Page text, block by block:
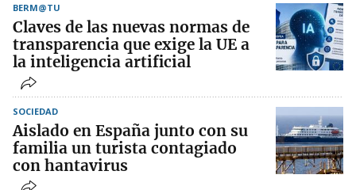
BERM@TU
Claves de las nuevas normas de
transparencia que exige la UE a
la inteligencia artificial
SOCIEDAD
Aislado en España junto con su
familia un turista contagiado
con hantavirus